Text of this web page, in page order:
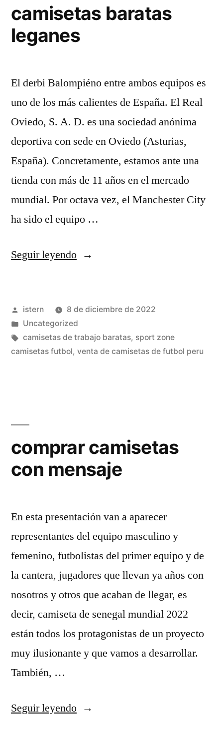
camisetas baratas
leganes
El derbi Balompiéno entre ambos equipos es
uno de los más calientes de España. El Real
Oviedo, S. A. D. es una sociedad anónima
deportiva con sede en Oviedo (Asturias,
España). Concretamente, estamos ante una
tienda con más de 11 años en el mercado
mundial. Por octava vez, el Manchester City
ha sido el equipo …
Seguir leyendo«camisetas
Publicado
por
istern
8 de diciembre de 2022
Publicado
en
Uncategorized
Etiquetas:
camisetas de trabajo baratas, sport zone
camisetas futbol, venta de camisetas de futbol peru
comprar camisetas
con mensaje
En esta presentación van a aparecer
representantes del equipo masculino y
femenino, futbolistas del primer equipo y de
la cantera, jugadores que llevan ya años con
nosotros y otros que acaban de llegar, es
decir, camiseta de senegal mundial 2022
están todos los protagonistas de un proyecto
muy ilusionante y que vamos a desarrollar.
También, …
Seguir leyendo«comprar